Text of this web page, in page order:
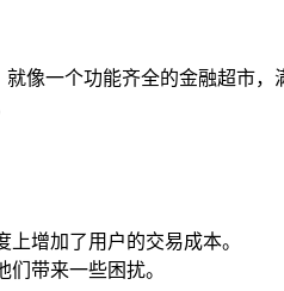
像一个功能齐全的金融超市，
增加了用户的交易成本。
带来一些困扰。